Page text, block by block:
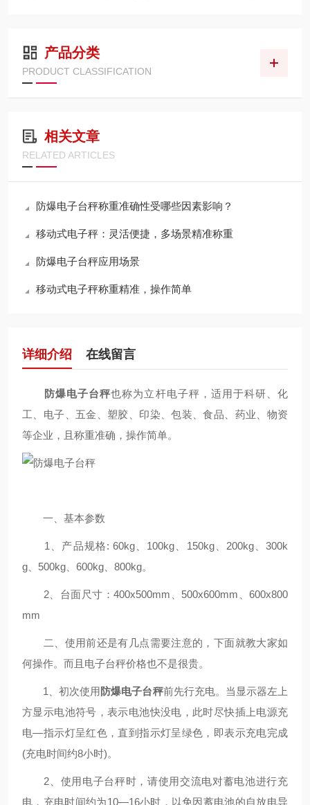
产品分类
PRODUCT CLASSIFICATION
相关文章
RELATED ARTICLES
防爆电子台秤称重准确性受哪些因素影响？
移动式电子秤：灵活便捷，多场景精准称重
防爆电子台秤应用场景
移动式电子秤称重精准，操作简单
详细介绍 在线留言
防爆电子台秤也称为立杆电子秤，适用于科研、化
工、电子、五金、塑胶、印染、包装、食品、药业、物资
等企业，且称重准确，操作简单。
一、基本参数
1、产品规格: 60kg、100kg、150kg、200kg、300k
g、500kg、600kg、800kg。
2、台面尺寸：400x500mm、500x600mm、600x800
mm
二、使用前还是有几点需要注意的，下面就教大家如
何操作。而且电子台秤价格也不是很贵。
1、初次使用 防爆电子台秤前先行充电。当显示器左上
方显示电池符号，表示电池快没电，此时尽快插上电源充
电—指示灯呈红色，直到指示灯呈绿色，即表示充电完成
(充电时间约8小时)。
2、使用电子台秤时，请使用交流电对蓄电池进行充
电，充电时间约为10—16小时，以免因蓄电池的自放电导